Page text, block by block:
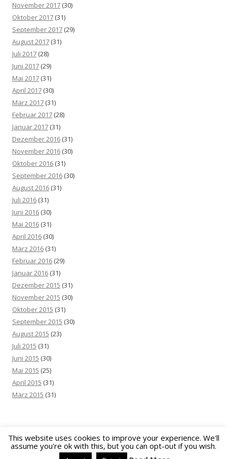
November 2017 (30)
Oktober 2017 (31)
September 2017 (29)
August 2017 (31)
Juli 2017 (28)
Juni 2017 (29)
Mai 2017 (31)
April 2017 (30)
März 2017 (31)
Februar 2017 (28)
Januar 2017 (31)
Dezember 2016 (31)
November 2016 (30)
Oktober 2016 (31)
September 2016 (30)
August 2016 (31)
Juli 2016 (31)
Juni 2016 (30)
Mai 2016 (31)
April 2016 (30)
März 2016 (31)
Februar 2016 (29)
Januar 2016 (31)
Dezember 2015 (31)
November 2015 (30)
Oktober 2015 (31)
September 2015 (30)
August 2015 (23)
Juli 2015 (31)
Juni 2015 (30)
Mai 2015 (25)
April 2015 (31)
März 2015 (31)
Stolz präsentiert von WordPress
This website uses cookies to improve your experience. We'll
assume you're ok with this, but you can opt-out if you wish.